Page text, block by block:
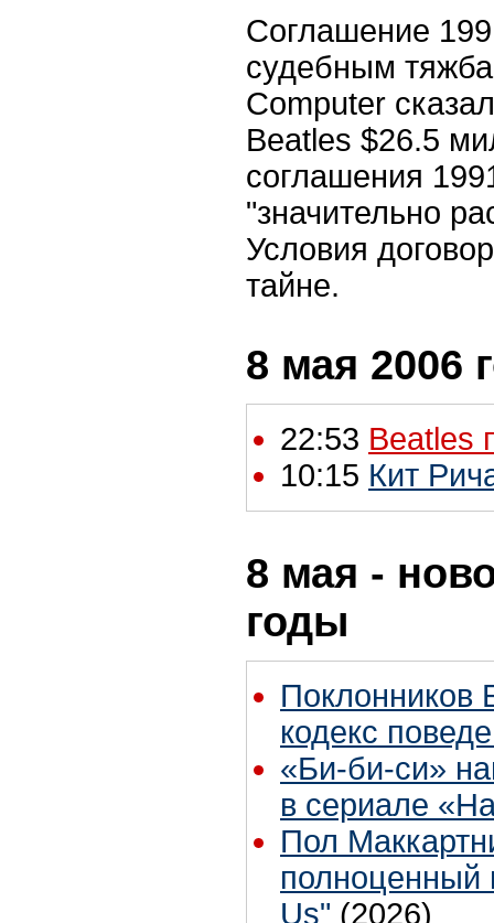
Соглашение
судебным
Computer
Beatles $26.5
соглашения
"значительно
Условия
тайне.
8 мая 2006
22:53 Beatles
10:15 Кит
8 мая -
годы
Поклонников
кодекс
«Би-би-си»
в сериале
Пол
полноценный
Us" (2026)